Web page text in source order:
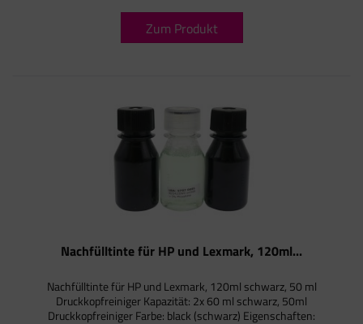
Zum Produkt
Nachfülltinte für HP und Lexmark, 120ml...
Nachfülltinte für HP und Lexmark, 120ml schwarz, 50 ml
Druckkopfreiniger Kapazität: 2x 60 ml schwarz, 50ml
Druckkopfreiniger Farbe: black (schwarz) Eigenschaften: